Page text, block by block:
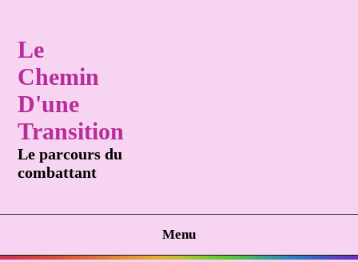
Le
Chemin
D'une
Transition
Le parcours du
combattant
Menu